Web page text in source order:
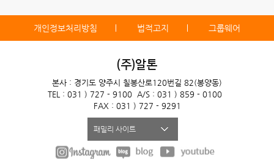
개인정보처리방침 법적고지 그룹웨어
(주)알톤
본사 : 경기도 양주시 칠봉산로120번길 82(봉양동)
TEL : 031 ) 727 - 9100
A/S : 031 ) 859 - 0100
FAX : 031 ) 727 - 9291
패밀리 사이트